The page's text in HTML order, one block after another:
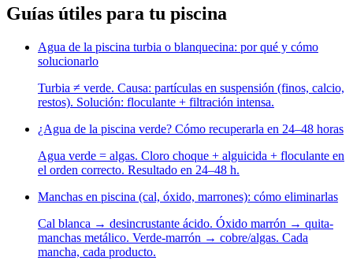
Guías útiles para tu piscina
Agua de la piscina turbia o blanquecina: por qué y cómo
solucionarlo
Turbia ≠ verde. Causa: partículas en suspensión (finos, calcio,
restos). Solución: floculante + filtración intensa.
¿Agua de la piscina verde? Cómo recuperarla en 24–48 horas
Agua verde = algas. Cloro choque + alguicida + floculante en
el orden correcto. Resultado en 24–48 h.
Manchas en piscina (cal, óxido, marrones): cómo eliminarlas
Cal blanca → desincrustante ácido. Óxido marrón → quita-
manchas metálico. Verde-marrón → cobre/algas. Cada
mancha, cada producto.